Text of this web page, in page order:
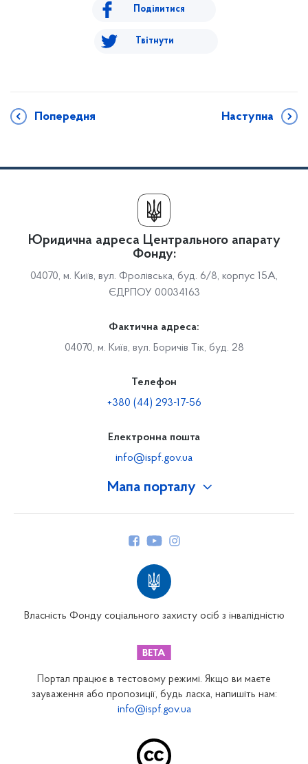
Поділитися
Твітнути
Попередня Наступна
Мапа порталу
Закарпатське відділення
Запорізьке відділення
Юридична адреса Центрального апарату
Фонду:
04070, м. Київ, вул. Фролівська, буд. 6/8, корпус 15А,
ЄДРПОУ 00034163
Фактична адреса:
04070, м. Київ, вул. Боричів Тік, буд. 28
Телефон
+380 (44) 293-17-56
Електронна пошта
info@ispf.gov.ua
Власність Фонду соціального захисту осіб з інвалідністю
Портал працює в тестовому режимі. Якщо ви маєте
зауваження або пропозиції, будь ласка, напишіть нам:
info@ispf.gov.ua